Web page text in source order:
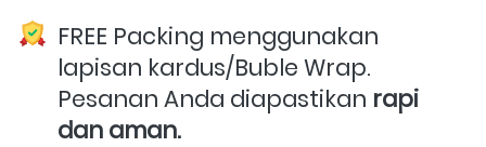
FREE Packing menggunakan
lapisan kardus/Buble Wrap.
Pesanan Anda diapastikan rapi
dan aman.